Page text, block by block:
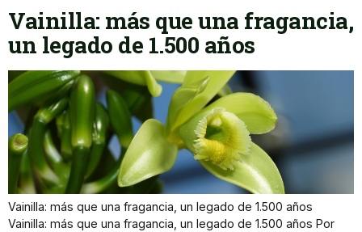
Vainilla: más que una fragancia,
un legado de 1.500 años
Vainilla: más que una fragancia, un legado de 1.500 años
Vainilla: más que una fragancia, un legado de 1.500 años Por